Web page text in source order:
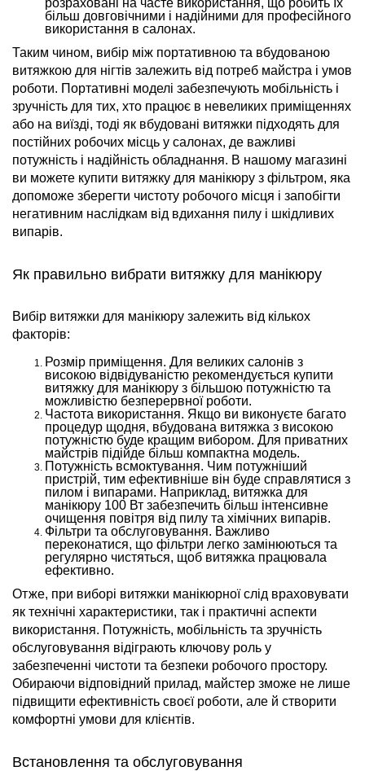
більш довговічними і надійними для професійного
використання в салонах.
Таким чином, вибір між портативною та вбудованою
витяжкою для нігтів залежить від потреб майстра і умов
роботи. Портативні моделі забезпечують мобільність і
зручність для тих, хто працює в невеликих приміщеннях
або на виїзді, тоді як вбудовані витяжки підходять для
постійних робочих місць у салонах, де важливі
потужність і надійність обладнання. В нашому магазині
ви можете купити витяжку для манікюру з фільтром, яка
допоможе зберегти чистоту робочого місця і запобігти
негативним наслідкам від вдихання пилу і шкідливих
випарів.
Як правильно вибрати витяжку для манікюру
Вибір витяжки для манікюру залежить від кількох
факторів:
Розмір приміщення. Для великих салонів з
високою відвідуваністю рекомендується купити
витяжку для манікюру з більшою потужністю та
можливістю безперервної роботи.
Частота використання. Якщо ви виконуєте багато
процедур щодня, вбудована витяжка з високою
потужністю буде кращим вибором. Для приватних
майстрів підійде більш компактна модель.
Потужність всмоктування. Чим потужніший
пристрій, тим ефективніше він буде справлятися з
пилом і випарами. Наприклад, витяжка для
манікюру 100 Вт забезпечить більш інтенсивне
очищення повітря від пилу та хімічних випарів.
Фільтри та обслуговування. Важливо
переконатися, що фільтри легко замінюються та
регулярно чистяться, щоб витяжка працювала
ефективно.
Отже, при виборі витяжки манікюрної слід враховувати
як технічні характеристики, так і практичні аспекти
використання. Потужність, мобільність та зручність
обслуговування відіграють ключову роль у
забезпеченні чистоти та безпеки робочого простору.
Обираючи відповідний прилад, майстер зможе не лише
підвищити ефективність своєї роботи, але й створити
комфортні умови для клієнтів.
Встановлення та обслуговування